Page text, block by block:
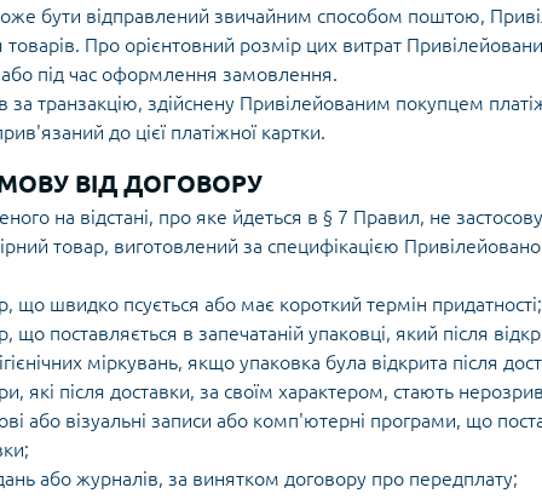
бути відправлений звичайним способом поштою,
Про орієнтовний розмір цих витрат
під час оформлення замовлення.
за транзакцію, здійснену Привілейованим покупцем
до цієї платіжної картки.
ВІД ДОГОВОРУ
на відстані, про яке йдеться в § 7 Правил, не
товар, виготовлений за специфікацією
швидко псується або має короткий термін придатності;
поставляється в запечатаній упаковці, який після
міркувань, якщо упаковка була відкрита після
які після доставки, за своїм характером, стають
або візуальні записи або комп'ютерні програми, що
або журналів, за винятком договору про передплату;